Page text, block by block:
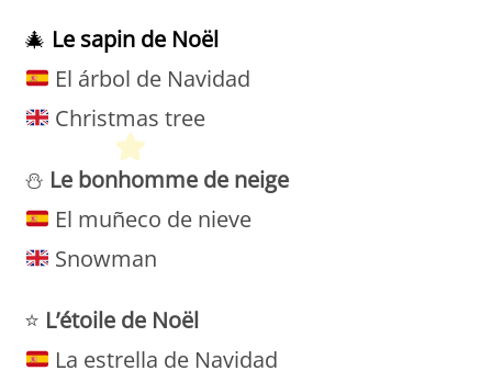
🎄 Le sapin de Noël
El árbol de Navidad
Christmas tree
⛄ Le bonhomme de neige
El muñeco de nieve
Snowman
⭐ L’étoile de Noël
La estrella de Navidad